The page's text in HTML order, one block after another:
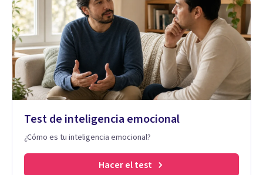
Test de inteligencia emocional
¿Cómo es tu inteligencia emocional?
Hacer el test